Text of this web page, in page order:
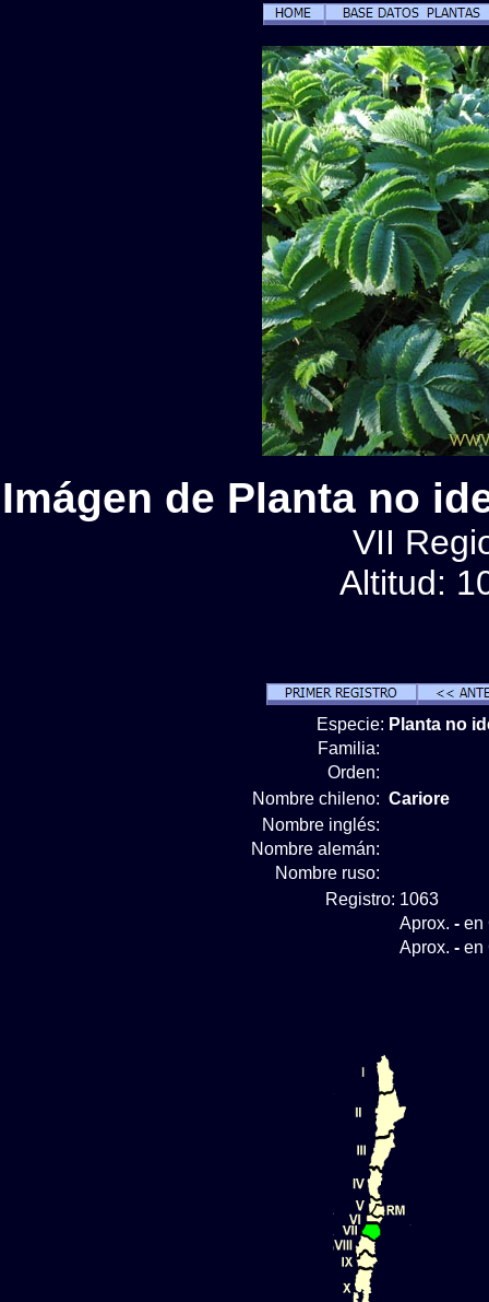
Imágen de Planta no
VII
Altitud:
Especie: Planta no
Familia:
Orden:
Nombre chileno: Cariore
Nombre inglés:
Nombre alemán:
Nombre ruso:
Registro: 1063
Aprox. - en
Aprox. - en